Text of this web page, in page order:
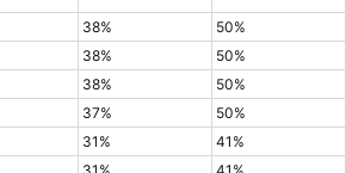
38%
50%
38%
50%
38%
50%
37%
50%
31%
41%